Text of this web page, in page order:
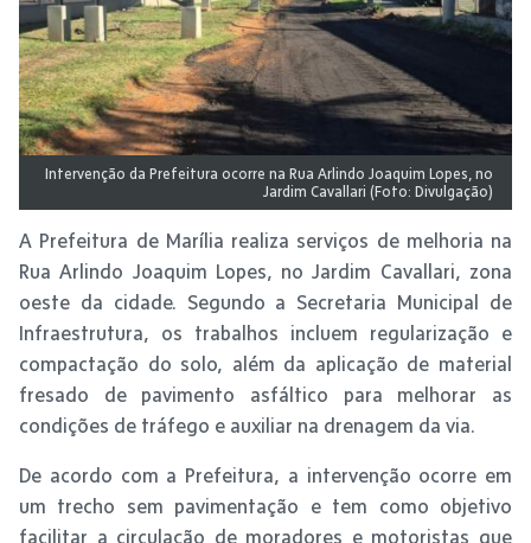
Intervenção da Prefeitura ocorre na Rua Arlindo Joaquim Lopes, no
Jardim Cavallari (Foto: Divulgação)
A Prefeitura de Marília realiza serviços de melhoria na
Rua Arlindo Joaquim Lopes, no Jardim Cavallari, zona
oeste da cidade. Segundo a Secretaria Municipal de
Infraestrutura, os trabalhos incluem regularização e
compactação do solo, além da aplicação de material
fresado de pavimento asfáltico para melhorar as
condições de tráfego e auxiliar na drenagem da via.
De acordo com a Prefeitura, a intervenção ocorre em
um trecho sem pavimentação e tem como objetivo
facilitar a circulação de moradores e motoristas que